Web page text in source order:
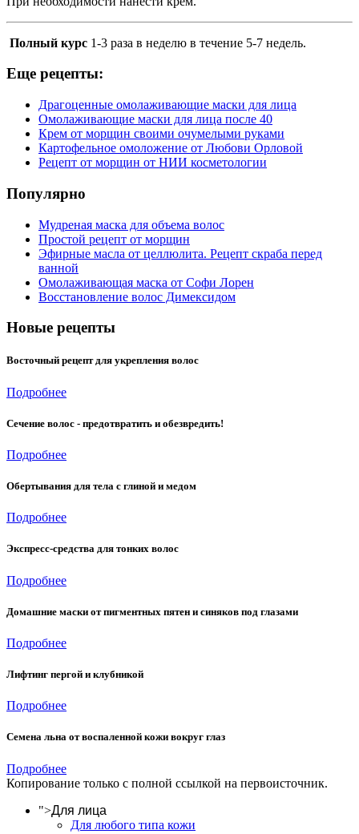
Полный курс 1-3 раза в неделю в течение 5-7 недель.
Еще рецепты:
Драгоценные омолаживающие маски для лица
Омолаживающие маски для лица после 40
Крем от морщин своими очумелыми руками
Картофельное омоложение от Любови Орловой
Рецепт от морщин от НИИ косметологии
Популярно
Мудреная маска для объема волос
Простой рецепт от морщин
Эфирные масла от целлюлита. Рецепт скраба перед
ванной
Омолаживающая маска от Софи Лорен
Восстановление волос Димексидом
Новые рецепты
Восточный рецепт для укрепления волос
Подробнее
Сечение волос - предотвратить и обезвредить!
Подробнее
Обертывания для тела с глиной и медом
Подробнее
Экспресс-средства для тонких волос
Подробнее
Домашние маски от пигментных пятен и синяков под глазами
Подробнее
Лифтинг пергой и клубникой
Подробнее
Семена льна от воспаленной кожи вокруг глаз
Подробнее
Копирование только с полной ссылкой на первоисточник.
">Для лица
Для любого типа кожи